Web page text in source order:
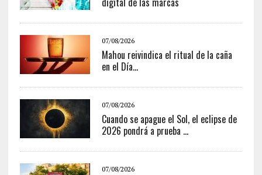
07/08/2026
Mahou reivindica el ritual de la caña
en el Día...
07/08/2026
Cuando se apague el Sol, el eclipse de
2026 pondrá a prueba ...
07/08/2026